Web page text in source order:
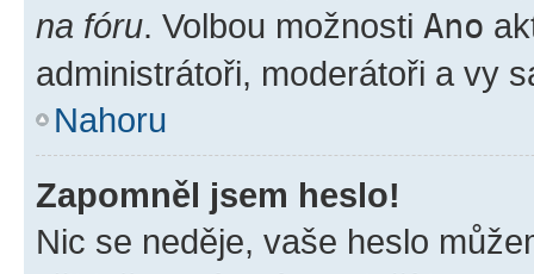
na fóru. Volbou možnosti Ano
administrátoři, moderátoři a vy
Nahoru
Zapomněl jsem heslo!
Nic se neděje, vaše heslo